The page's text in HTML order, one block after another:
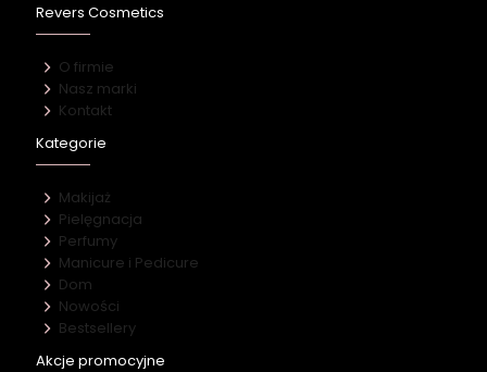
Revers Cosmetics
O firmie
Nasz marki
Kontakt
Kategorie
Makijaż
Pielęgnacja
Perfumy
Manicure i Pedicure
Dom
Nowości
Bestsellery
Akcje promocyjne